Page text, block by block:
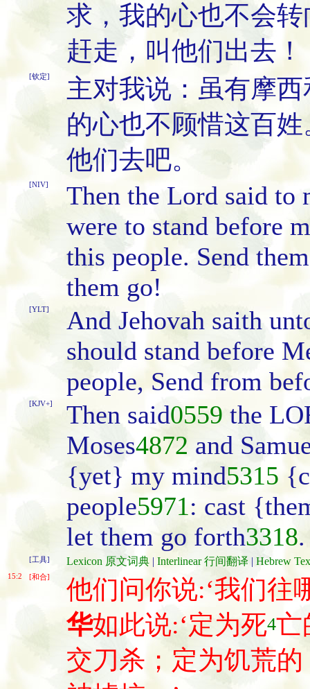
求，我的心也不会
赶走，叫他们出去！
[钦定]
主对我说：虽有摩
的心也不顾惜这百
他们去吧。
[NIV]
Then the Lord said to
were to stand before
this people. Send
them go!
[YLT]
And Jehovah saith
should stand before
people, Send from
[KJV+] Then said0559 the
Moses4872 and
{yet} my mind5315
people5971: cast
let them go forth3318.
[工具] Lexicon 原文词典 | Interlinear 行间翻译 | Hebrew
15:2 [和合]
他们问你说:‘我们往
华如此说:‘定为死4亡
交刀杀；定为饥荒